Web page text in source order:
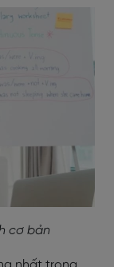
cơ bản